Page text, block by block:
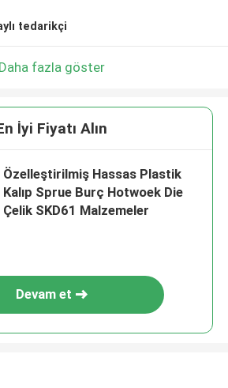
tedarikçi
Daha fazla göster
İyi Fiyatı Alın
Özelleştirilmiş Hassas Plastik
Kalıp Sprue Burç Hotwoek Die
Çelik SKD61 Malzemeler
Devam et